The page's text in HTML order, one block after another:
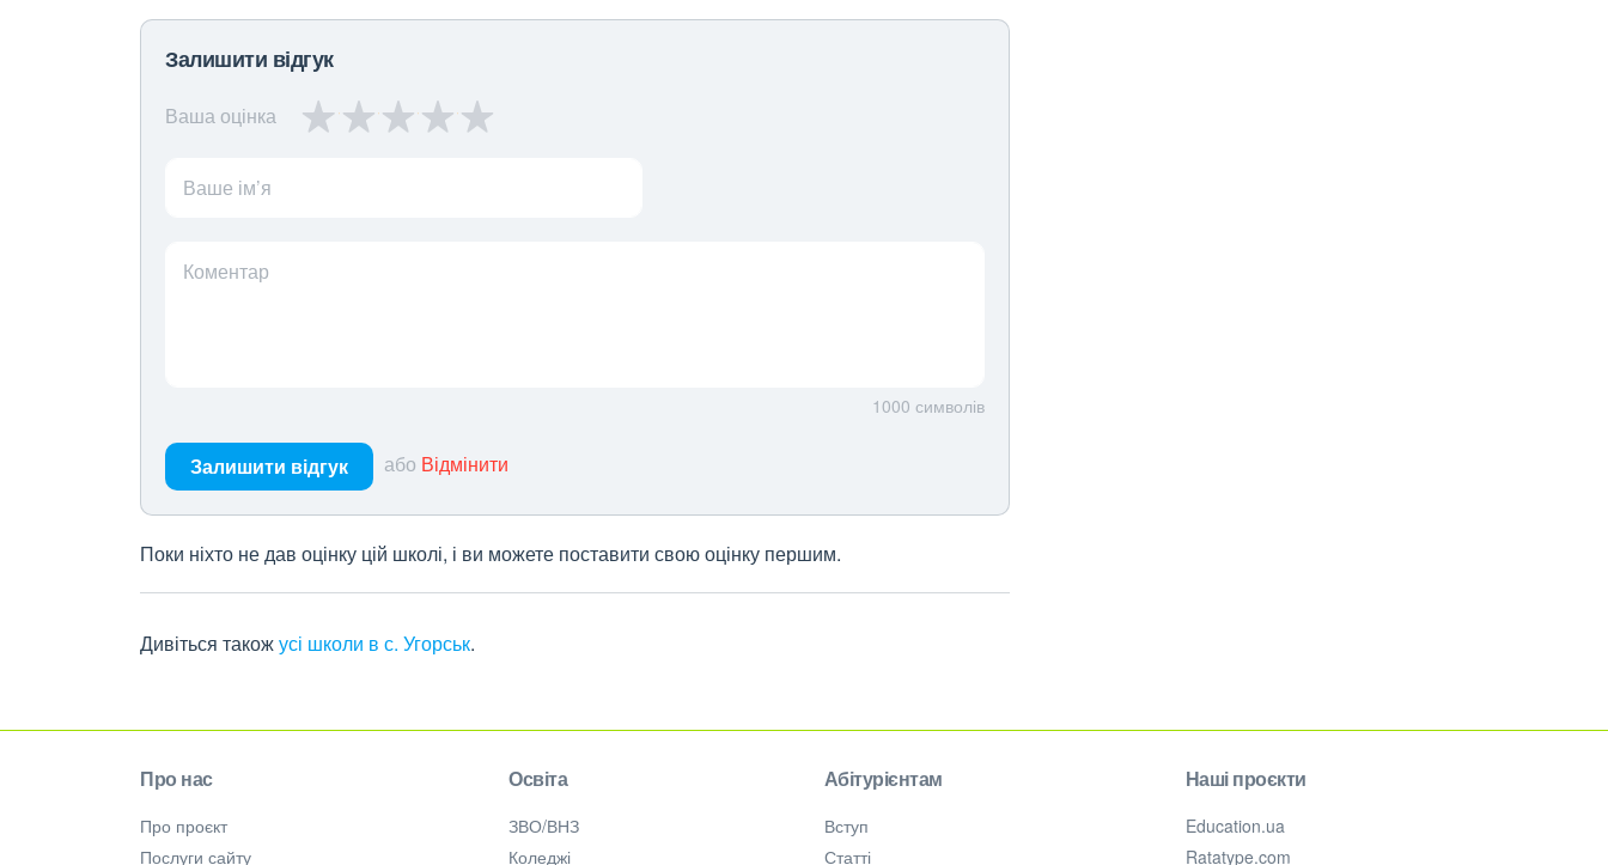
Залишити відгук
Ваша оцінка
Ваше ім’я
Коментар
1000 символів
Залишити відгук або Відмінити
Поки ніхто не дав оцінку цій школі, і ви можете поставити свою оцінку першим.
Дивіться такожусі школи в с. Угорськ.
Про нас
Про проєкт
Послуги сайту
Освіта
ЗВО/ВНЗ
Коледжі
Абітурієнтам
Вступ
Статті
Наші проєкти
Education.ua
Ratatype.com